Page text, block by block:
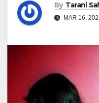
By Tarani
MAR 16,